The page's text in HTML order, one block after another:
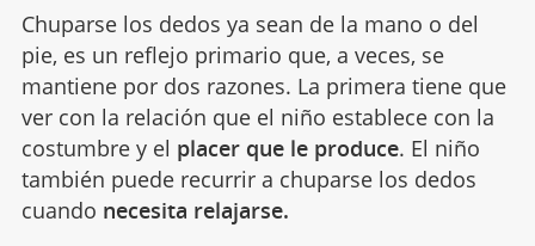
Chuparse los dedos ya sean de la mano o del
pie, es un reflejo primario que, a veces, se
mantiene por dos razones. La primera tiene que
ver con la relación que el niño establece con la
costumbre y el placer que le produce. El niño
también puede recurrir a chuparse los dedos
cuando necesita relajarse.